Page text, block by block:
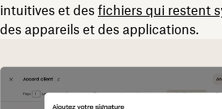
intuitives et des fichiers qui restent
des appareils et des applications.